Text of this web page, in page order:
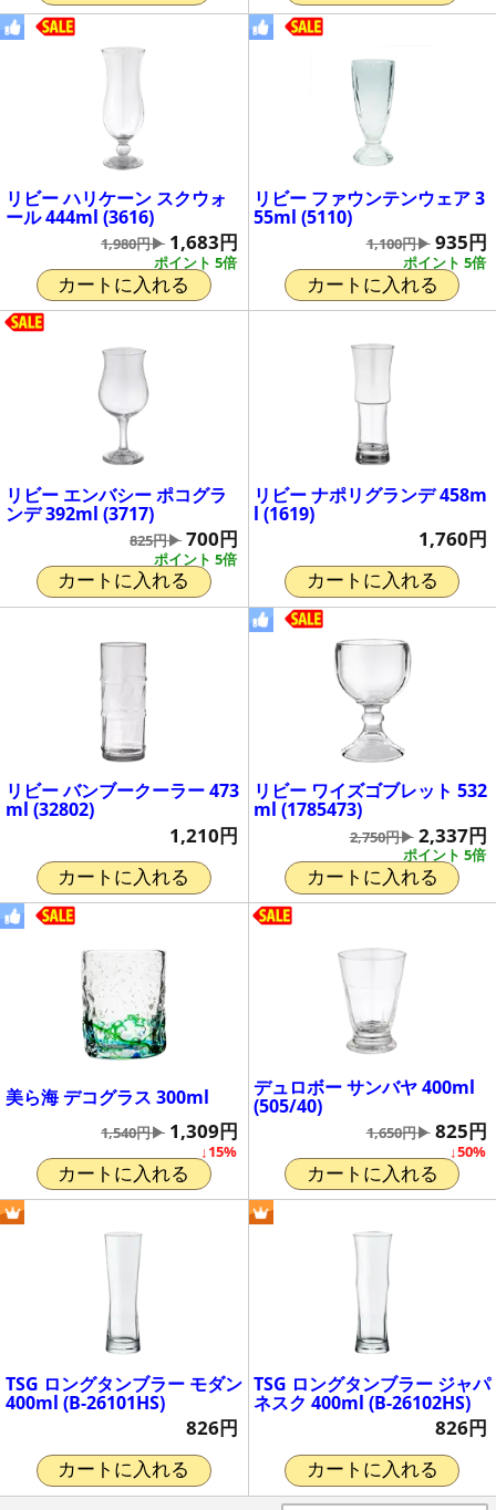
リビー ハリケーン スクウォ
ール 444ml (3616)
ポイント 5倍
1,980円▶ 1,683円
カートに入れる
リビー ファウンテンウェア 3
55ml (5110)
ポイント 5倍
1,100円▶ 935円
カートに入れる
リビー エンバシー ポコグラ
ンデ 392ml (3717)
ポイント 5倍
825円▶ 700円
カートに入れる
リビー ナポリグランデ 458m
l (1619)
1,760円
カートに入れる
リビー バンブークーラー 473
ml (32802)
1,210円
カートに入れる
リビー ワイズゴブレット 532
ml (1785473)
ポイント 5倍
2,750円▶ 2,337円
カートに入れる
美ら海 デコグラス 300ml
↓15%
1,540円▶ 1,309円
カートに入れる
デュロボー サンバヤ 400ml
(505/40)
↓50%
1,650円▶ 825円
カートに入れる
TSG ロングタンブラー モダン
400ml (B-26101HS)
826円
カートに入れる
TSG ロングタンブラー ジャパ
ネスク 400ml (B-26102HS)
826円
カートに入れる